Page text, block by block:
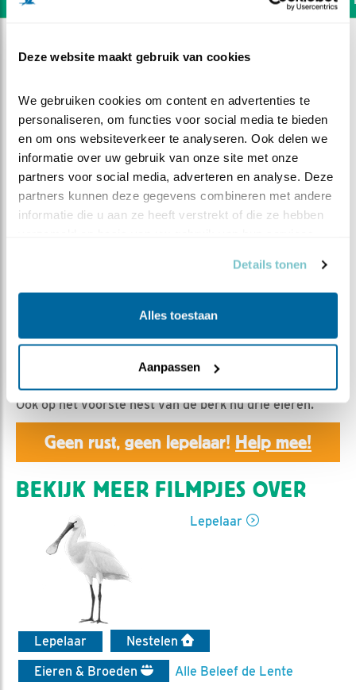
Deze website maakt gebruik van cookies
We gebruiken cookies om content en advertenties te
personaliseren, om functies voor social media te bieden
en om ons websiteverkeer te analyseren. Ook delen we
informatie over uw gebruik van onze site met onze
partners voor social media, adverteren en analyse. Deze
partners kunnen deze gegevens combineren met andere
informatie die u aan ze heeft verstrekt of die ze hebben
Details tonen
Alles toestaan
Aanpassen
Nesttakken en het derde ei
Bewaar dit filmpje|
1136x
Ook op het voorste nest van de berk nu drie eieren.
Geen rust, geen lepelaar! Help mee!
BEKIJK MEER FILMPJES OVER
Lepelaar
Lepelaar
Nestelen
Eieren & Broeden
Alle Beleef de Lente